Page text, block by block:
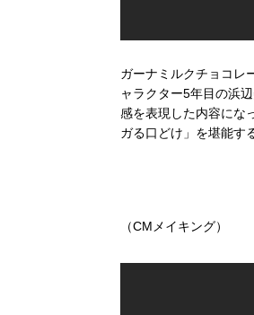
ガーナミルクチョコレ
ャラクター5年目の浜
感を表現した内容にな
ガる口どけ」を堪能す
（CMメイキング）